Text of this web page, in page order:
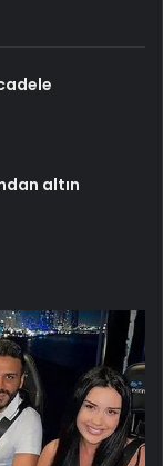
altın